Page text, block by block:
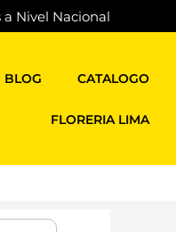
a Nivel Nacional
BLOG CATALOGO
FLORERIA LIMA